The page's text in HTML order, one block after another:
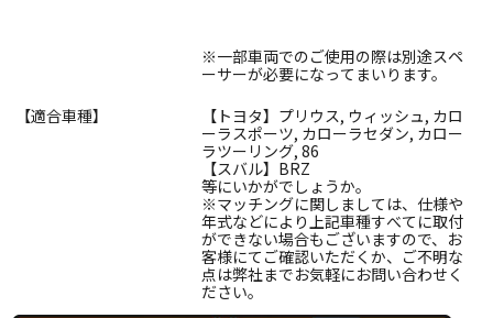
※一部車両でのご使用の際は別途スペ
ーサーが必要になってまいります。
【適合車種】
【トヨタ】プリウス, ウィッシュ, カロ
ーラスポーツ, カローラセダン, カロー
ラツーリング, 86
【スバル】BRZ
等にいかがでしょうか。
※マッチングに関しましては、仕様や
年式などにより上記車種すべてに取付
ができない場合もございますので、お
客様にてご確認いただくか、ご不明な
点は弊社までお気軽にお問い合わせく
ださい。